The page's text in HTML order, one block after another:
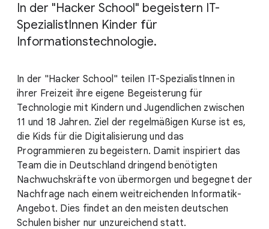
In der "Hacker School" begeistern IT-
SpezialistInnen Kinder für
Informationstechnologie.
In der "Hacker School" teilen IT-SpezialistInnen in
ihrer Freizeit ihre eigene Begeisterung für
Technologie mit Kindern und Jugendlichen zwischen
11 und 18 Jahren. Ziel der regelmäßigen Kurse ist es,
die Kids für die Digitalisierung und das
Programmieren zu begeistern. Damit inspiriert das
Team die in Deutschland dringend benötigten
Nachwuchskräfte von übermorgen und begegnet der
Nachfrage nach einem weitreichenden Informatik-
Angebot. Dies findet an den meisten deutschen
Schulen bisher nur unzureichend statt.